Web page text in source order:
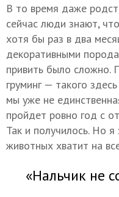
В то время даже
сейчас люди знают,
хотя бы раз в два
декоративными
привить было сложно.
груминг — такого
мы уже не
пройдет ровно год с
Так и получилось. Но
животных хватит на
«Нальчик не